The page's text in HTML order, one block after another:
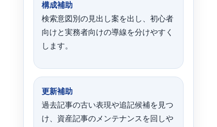
構成補助
検索意図別の見出し案を出し、初心者
向けと実務者向けの導線を分けやすく
します。
更新補助
過去記事の古い表現や追記候補を見つ
け、資産記事のメンテナンスを回しや